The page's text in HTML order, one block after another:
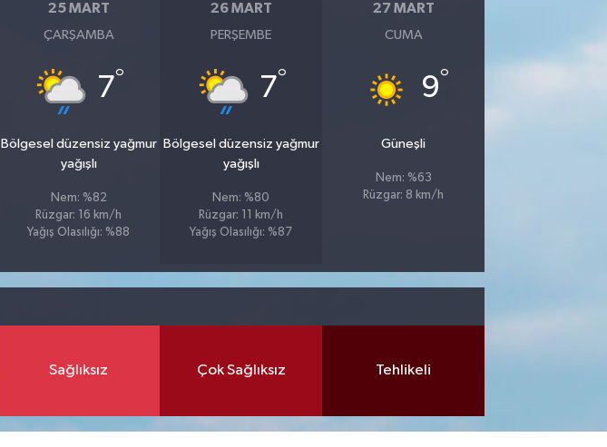
25 MART
ÇARŞAMBA
7°
Bölgesel düzensiz yağmur
yağışlı
Nem: %82
Rüzgar: 16 km/h
Yağış Olasılığı: %88
26 MART
PERŞEMBE
7°
Bölgesel düzensiz yağmur
yağışlı
Nem: %80
Rüzgar: 11 km/h
Yağış Olasılığı: %87
27 MART
CUMA
9°
Güneşli
Nem: %63
Rüzgar: 8 km/h
Sağlıksız Çok Sağlıksız Tehlikeli